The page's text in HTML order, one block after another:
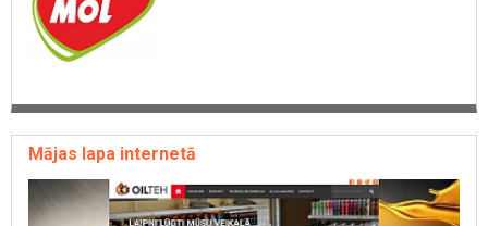
Mājas lapa internetā